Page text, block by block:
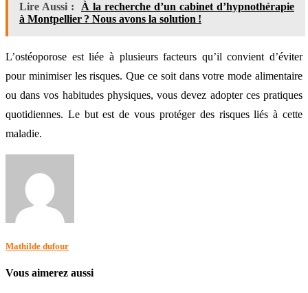
Lire Aussi :
À la recherche d’un cabinet d’hypnothérapie
à Montpellier ? Nous avons la solution !
L’ostéoporose est liée à plusieurs facteurs qu’il convient d’éviter
pour minimiser les risques. Que ce soit dans votre mode alimentaire
ou dans vos habitudes physiques, vous devez adopter ces pratiques
quotidiennes. Le but est de vous protéger des risques liés à cette
maladie.
Mathilde dufour
Vous aimerez aussi